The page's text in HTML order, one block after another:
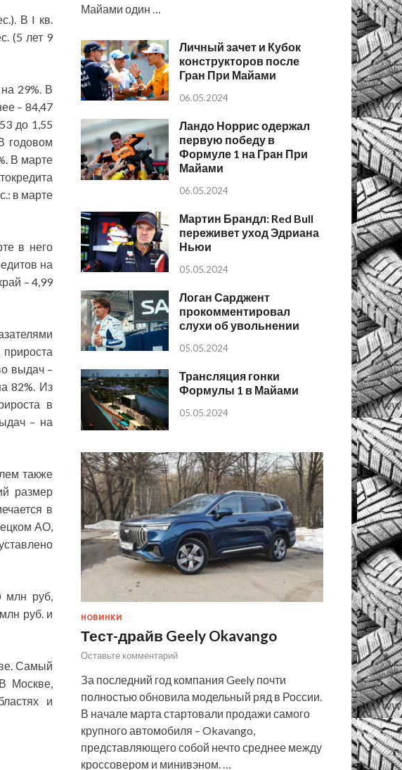
В I кв.
(5 лет 9
29%. В
– 84,47
до 1,55
годовом
В марте
в марте
в него
на
– 4,99
выдач –
82%. Из
в
– на
также
размер
в
АО,
руб,
руб. и
Самый
Москве,
и
Майами один …
Личный зачет и Кубок
конструкторов после
Гран При Майами
06.05.2024
Ландо Норрис одержал
первую победу в
Формуле 1 на Гран При
Майами
06.05.2024
Мартин Брандл: Red Bull
переживет уход Эдриана
Ньюи
05.05.2024
Логан Сарджент
прокомментировал
слухи об увольнении
05.05.2024
Трансляция гонки
Формулы 1 в Майами
05.05.2024
НОВИНКИ
Тест-драйв Geely Okavango
Оставьте комментарий
За последний год компания Geely почти
полностью обновила модельный ряд в России.
В начале марта стартовали продажи самого
крупного автомобиля – Okavango,
представляющего собой нечто среднее между
кроссовером и минивэном. …